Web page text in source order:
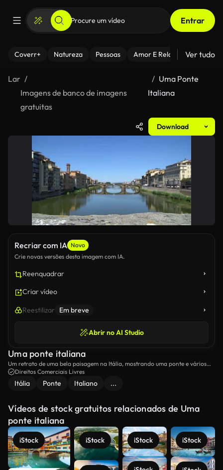
Entrar
Coverr+ Natureza Pessoas Amor E Relacionamentos
Ver tudo
Lar
Imagens de banco de imagens
gratuitas
Uma Ponte
Italiana
Download
Recriar com IA Novo
Crie novas versões desta imagem com IA.
Reenquadrar
Criar vídeo
Reestilizar Em breve
Abrir no AI Studio
Uma ponte italiana
Um retrato de uma bela paisagem na Itália, mostrando uma ponte e vários
edifícios italianos.
Direitos Comerciais Livres
Itália Ponte Italiano ...
Vídeos de stock gratuitos relacionados de Uma
ponte italiana
iStock iStock iStock iStock